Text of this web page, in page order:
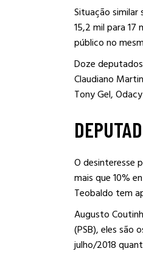
Situação similar
15,2 mil para 17
público no
Doze
Claudiano
Tony Gel,
O desinteresse
mais que 10%
Teobaldo tem
Augusto
(PSB), eles são
julho/2018